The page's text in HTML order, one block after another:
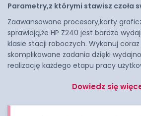
Parametry,z którymi stawisz czoła
Zaawansowane procesory,karty
sprawiają,że HP Z240 jest bardzo
klasie stacji roboczych. Wykonuj coraz
skomplikowane zadania dzięki
realizację każdego etapu pracy
Dowiedz się